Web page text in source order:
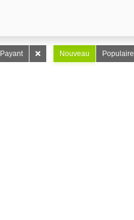
Payant Nouveau Populaire